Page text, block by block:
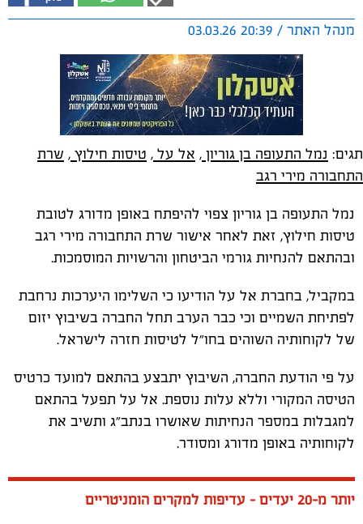
מנהל האתר / 20:39 03.03.26
תגים: נמל התעופה בן גוריון , אל על , טיסות חילוץ , שרת
התחבורה מירי רגב
נמל התעופה בן גוריון צפוי להיפתח באופן מדורג לטובת
טיסות חילוץ, זאת לאחר אישור שרת התחבורה מירי רגב
ובהתאם להנחיות גורמי הביטחון והרשויות המוסמכות.
במקביל, בחברת אל על הודיעו כי השלימו היערכות נרחבת
לפתיחת השמיים וכי כבר הערב תחל החברה בשיבוץ יזום
של לקוחותיה השוהים בחו״ל לטיסות חזרה לישראל.
על פי הודעת החברה, השיבוץ יתבצע בהתאם למועד כרטיס
הטיסה המקורי וללא עלות נוספת. אל על תפעל בהתאם
למגבלות במספר הנחיתות שאושרו בנתב״ג ותשיב את
לקוחותיה באופן מדורג ומסודר.
יותר מ-20 יעדים – עדיפות למקרים הומניטריים